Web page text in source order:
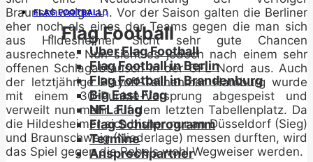
FLAG FOOTBALL
Flag Football
Über Flag Football
Flag Football in Berlin
Flag Football in Brandenburg
Big East Flag
NFL Flag
Flag Schulprogramm
Termine
Ansprechpartner
Braunschweigs an. Vor der Saison galten die Berliner
eher noch als eines der Teams gegen die man sich
aus Hildesheimer Sicht sehr gute Chancen
ausrechnete. Nun sieht es jedoch nach einem sehr
offenen Schlagabtausch in der GFL Nord aus. Auch
der letztjährige Playoff-Teilnehmer Hamburg wurde
mit einem 30-Punkte-Vorsprung abgespeist und
verweilt nun mehr auf dem letzten Tabellenplatz. Da
die Hildesheimer sich bisher nur an Düsseldorf (Sieg)
und Braunschweig (Niederlage) messen durften, wird
das Spiel gegen die Rebels wohl Wegweiser werden.